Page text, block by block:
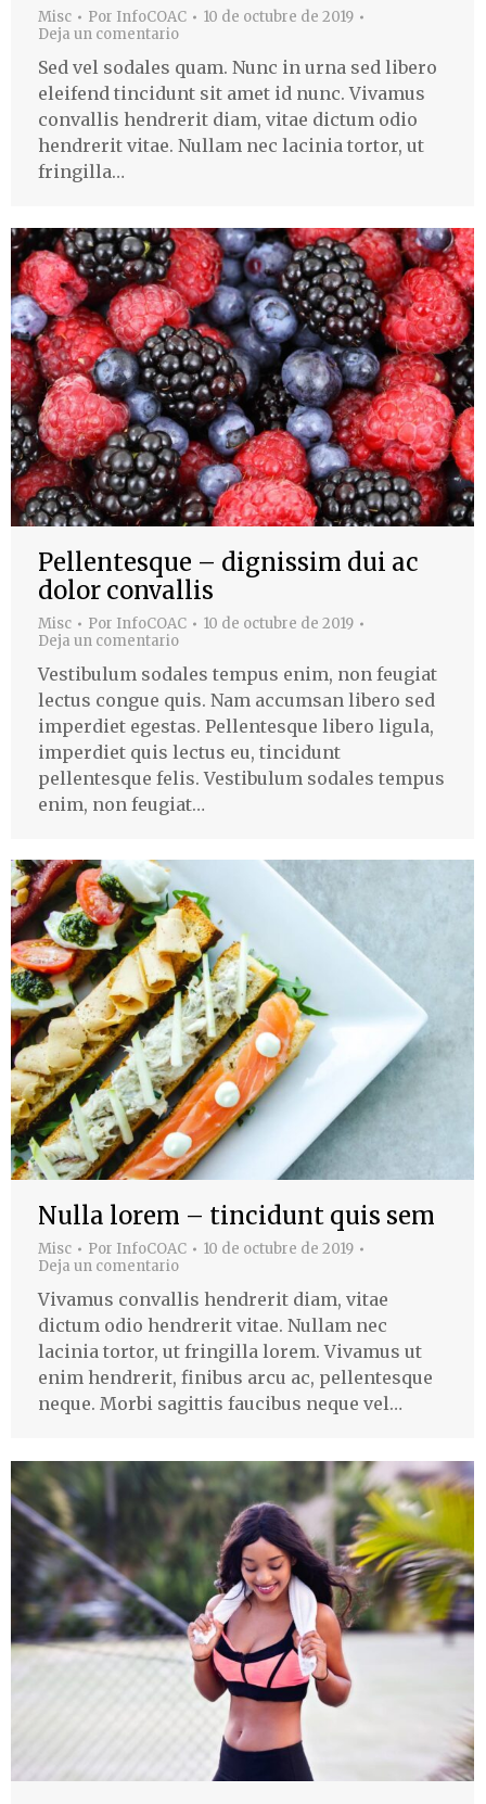
Misc Por InfoCOAC
10 de octubre de 2019
Deja un comentario
Sed vel sodales quam. Nunc in urna sed libero
eleifend tincidunt sit amet id nunc. Vivamus
convallis hendrerit diam, vitae dictum odio
hendrerit vitae. Nullam nec lacinia tortor, ut
fringilla…
Pellentesque – dignissim dui ac
dolor convallis
Misc Por InfoCOAC
10 de octubre de 2019
Deja un comentario
Vestibulum sodales tempus enim, non feugiat
lectus congue quis. Nam accumsan libero sed
imperdiet egestas. Pellentesque libero ligula,
imperdiet quis lectus eu, tincidunt
pellentesque felis. Vestibulum sodales tempus
enim, non feugiat…
Nulla lorem – tincidunt quis sem
Misc Por InfoCOAC
10 de octubre de 2019
Deja un comentario
Vivamus convallis hendrerit diam, vitae
dictum odio hendrerit vitae. Nullam nec
lacinia tortor, ut fringilla lorem. Vivamus ut
enim hendrerit, finibus arcu ac, pellentesque
neque. Morbi sagittis faucibus neque vel…